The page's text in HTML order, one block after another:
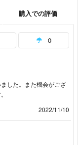
購入での評価
0
した。また機会がござ
2022/11/10